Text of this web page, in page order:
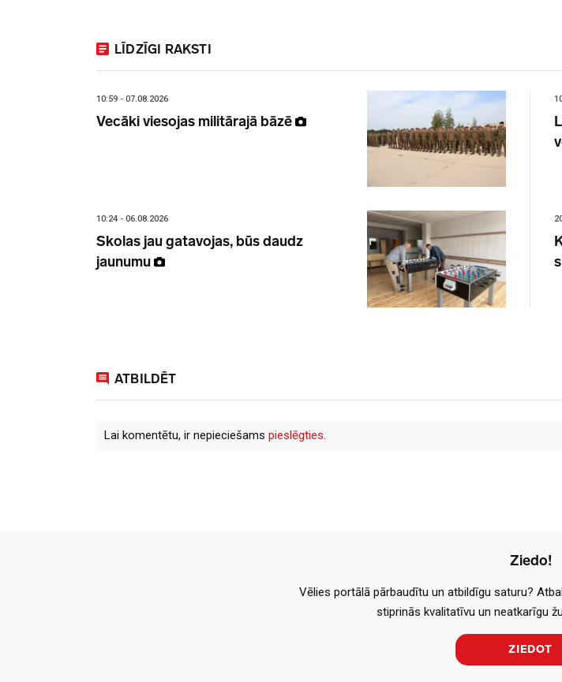
LĪDZĪGI RAKSTI
10:59 - 07.08.2026
Vecāki viesojas militārajā bāzē
10:24 - 06.08.2026
Skolas jau gatavojas, būs daudz
jaunumu
ATBILDĒT
Lai komentētu, ir nepieciešams pieslēgties.
Ziedo!
Vēlies portālā pārbaudītu un atbildīgu saturu?
stiprinās kvalitatīvu un neatkarīgu
ZIEDOT